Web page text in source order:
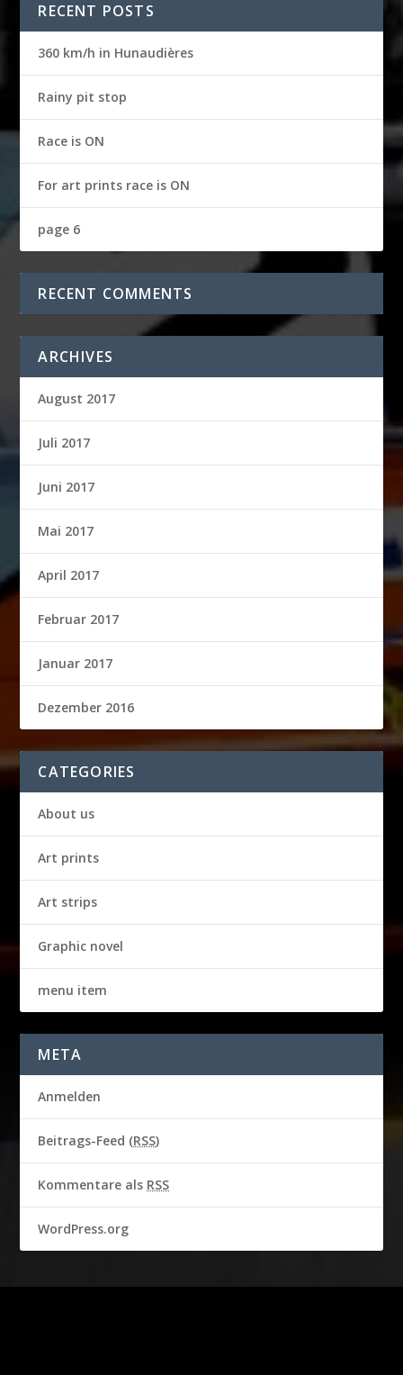
RECENT POSTS
360 km/h in Hunaudières
Rainy pit stop
Race is ON
For art prints race is ON
page 6
RECENT COMMENTS
ARCHIVES
August 2017
Juli 2017
Juni 2017
Mai 2017
April 2017
Februar 2017
Januar 2017
Dezember 2016
CATEGORIES
About us
Art prints
Art strips
Graphic novel
menu item
META
Anmelden
Beitrags-Feed (RSS)
Kommentare als RSS
WordPress.org